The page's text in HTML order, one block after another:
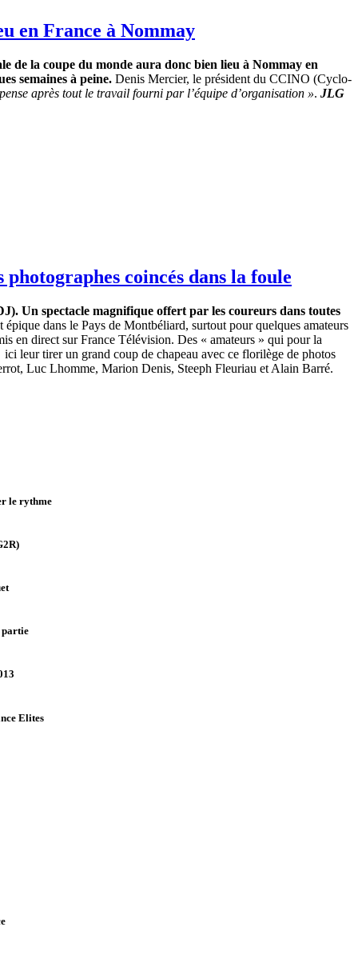
en France à Nommay
de la coupe du monde aura donc bien lieu à Nommay en
semaines à peine. Denis Mercier, le président du CCINO (Cyclo-
après tout le travail fourni par l’équipe d’organisation ». JLG
coincés dans la foule
Un spectacle magnifique offert par les coureurs dans toutes
épique dans le Pays de Montbéliard, surtout pour quelques amateurs
en direct sur France Télévision. Des « amateurs » qui pour la
leur tirer un grand coup de chapeau avec ce florilège de photos
Luc Lhomme, Marion Denis, Steeph Fleuriau et Alain Barré.
le rythme
partie
Elites